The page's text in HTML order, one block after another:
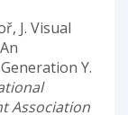
J. Visual
Y.
Association